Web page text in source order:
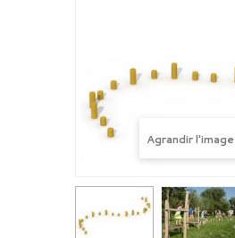
Agrandir l'image